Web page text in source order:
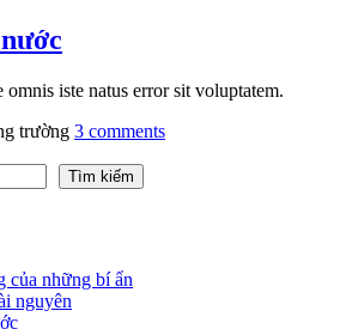
omnis iste natus error sit voluptatem.
trường 3 comments
Tìm kiếm
của những bí ẩn
nguyên